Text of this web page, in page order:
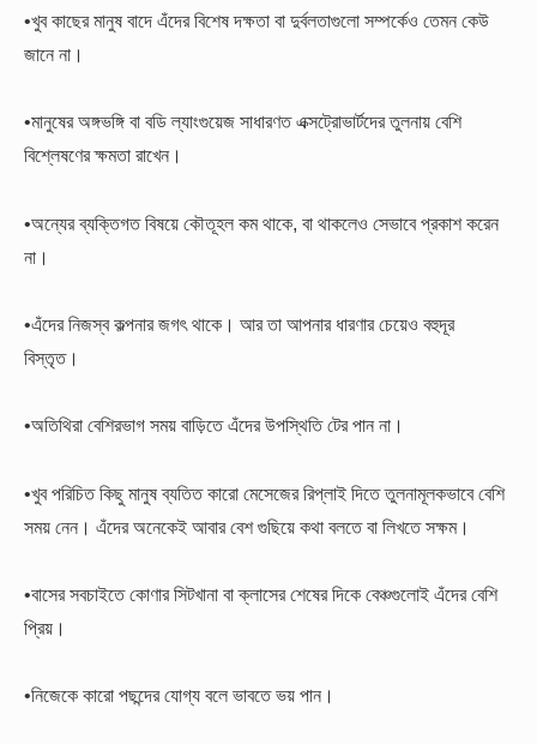
•খুব কাছের মানুষ বাদে এঁদের বিশেষ দক্ষতা বা দুর্বলতাগুলো সম্পর্কেও তেমন কেউ
জানে না।
•মানুষের অঙ্গভঙ্গি বা বডি ল্যাংগুয়েজ সাধারণত এক্সট্রোভার্টদের তুলনায় বেশি
বিশ্লেষণের ক্ষমতা রাখেন।
•অন্যের ব্যক্তিগত বিষয়ে কৌতূহল কম থাকে, বা থাকলেও সেভাবে প্রকাশ করেন
না।
•এঁদের নিজস্ব কল্পনার জগৎ থাকে। আর তা আপনার ধারণার চেয়েও বহুদূর
বিস্তৃত।
•অতিথিরা বেশিরভাগ সময় বাড়িতে এঁদের উপস্থিতি টের পান না।
•খুব পরিচিত কিছু মানুষ ব্যতিত কারো মেসেজের রিপ্লাই দিতে তুলনামূলকভাবে বেশি
সময় নেন। এঁদের অনেকেই আবার বেশ গুছিয়ে কথা বলতে বা লিখতে সক্ষম।
•বাসের সবচাইতে কোণার সিটখানা বা ক্লাসের শেষের দিকে বেঞ্চগুলোই এঁদের বেশি
প্রিয়।
•নিজেকে কারো পছন্দের যোগ্য বলে ভাবতে ভয় পান।